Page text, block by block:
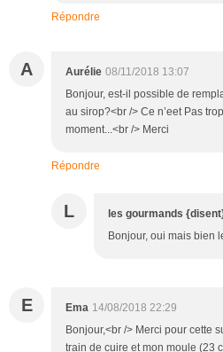
Répondre
A Aurélie 08/11/2018 13:07
Bonjour, est-il possible de
au sirop?<br /> Ce n’eet Pas
moment...<br /> Merci
Répondre
L les gourmands
Bonjour, oui mais bien
E Ema 14/08/2018 22:29
Bonjour,<br /> Merci pour cette
train de cuire et mon moule (23